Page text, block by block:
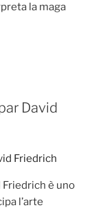
la maga
David
Friedrich è uno
l’arte